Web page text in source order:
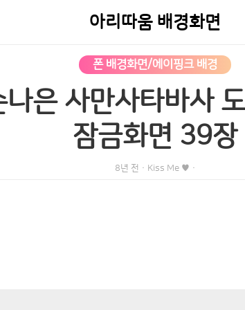
아리따움 배경화면
폰 배경화면/에이핑크 배경
은 사만사타바사
잠금화면 39장
8년 전 · Kiss Me ♥ ·